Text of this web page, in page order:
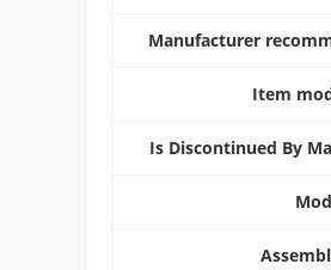
Manufacturer
Item
Is Discontinued By